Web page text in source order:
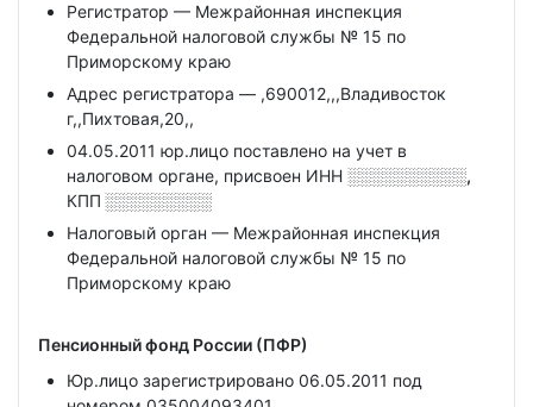
Регистратор — Межрайонная инспекция
Федеральной налоговой службы № 15 по
Приморскому краю
Адрес регистратора — ,690012,,,Владивосток
г,,Пихтовая,20,,
04.05.2011 юр.лицо поставлено на учет в
налоговом органе, присвоен ИНН ░░░░░░░░░░,
КПП ░░░░░░░░░
Налоговый орган — Межрайонная инспекция
Федеральной налоговой службы № 15 по
Приморскому краю
Пенсионный фонд России (ПФР)
Юр.лицо зарегистрировано 06.05.2011 под